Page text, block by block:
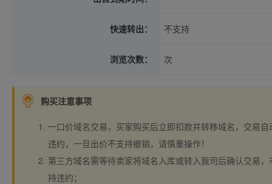
快速转出： 不支持
浏览次数： 次
购买注意事项
一口价域名交易，买家购买后立即扣款并转移域名，交易
违约，一旦出价不支持撤销，请慎重操作！
第三方域名需等待卖家将域名入库或转入我司后确认交易
持违约；